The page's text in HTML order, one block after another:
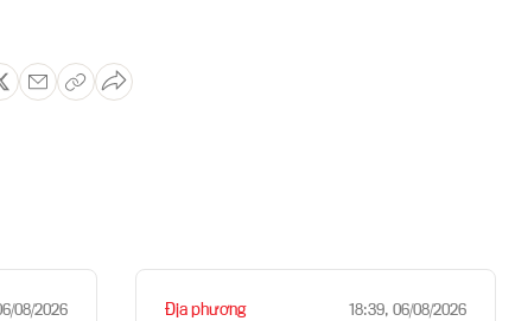
08/2026 Địa phương 18:39, 06/08/2026